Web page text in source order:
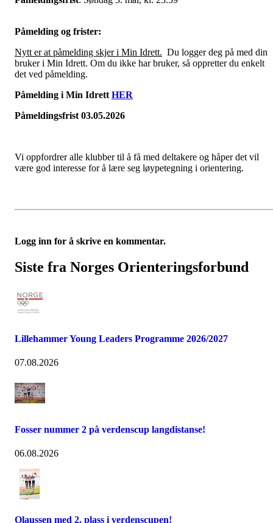
Påmelding og frister:
Nytt er at påmelding skjer i Min Idrett. Du logger deg på med din
bruker i Min Idrett. Om du ikke har bruker, så oppretter du enkelt
det ved påmelding.
Påmelding i Min Idrett HER
Påmeldingsfrist 03.05.2026
Vi oppfordrer alle klubber til å få med deltakere og håper det vil
være god interesse for å lære seg løypetegning i orientering.
Logg inn for å skrive en kommentar.
Siste fra Norges Orienteringsforbund
Lillehammer Young Leaders Programme 2026/2027
07.08.2026
Fosser nummer 2 på verdenscup langdistanse!
06.08.2026
Olaussen med 2. plass i verdenscupen!